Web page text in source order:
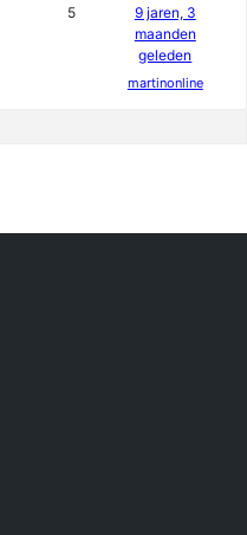
5
9 jaren, 3
maanden
geleden
martinonline